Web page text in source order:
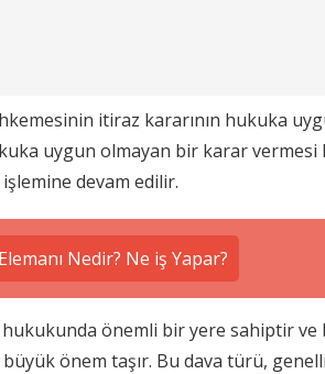
itiraz kararının hukuka
uygun olmayan bir karar vermesi
devam edilir.
Nedir? Ne iş Yapar?
hukukunda önemli bir yere sahiptir ve
büyük önem taşır. Bu dava türü,